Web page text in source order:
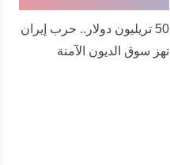
50 تريليون دولار.. حرب إيران
تهز سوق الديون الآمنة